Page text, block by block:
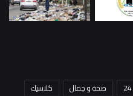
صحة و جمال
كلاسيك